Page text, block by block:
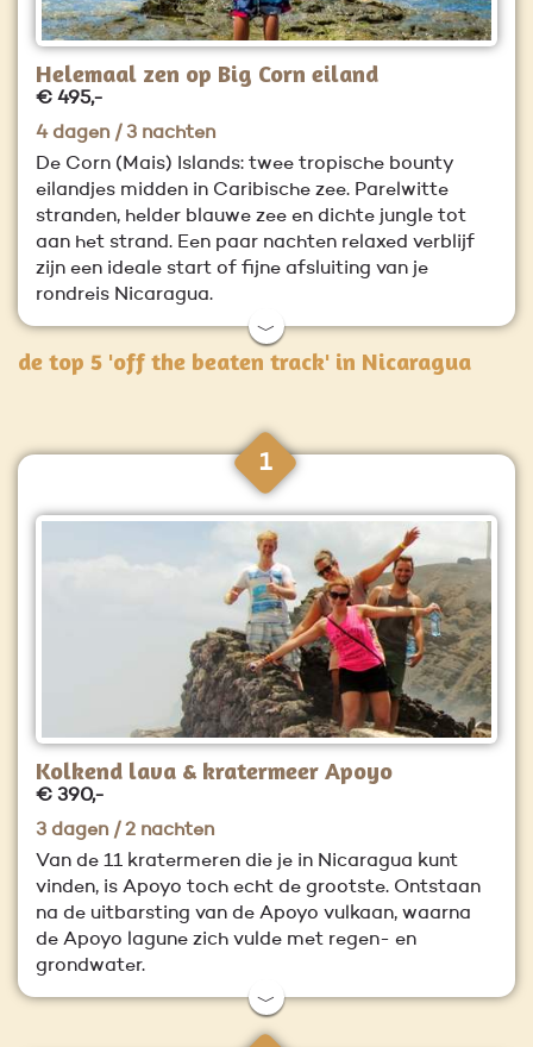
Helemaal zen op Big Corn eiland
€ 495,-
4 dagen / 3 nachten
De Corn (Mais) Islands: twee tropische bounty
eilandjes midden in Caribische zee. Parelwitte
stranden, helder blauwe zee en dichte jungle tot
aan het strand. Een paar nachten relaxed verblijf
zijn een ideale start of fijne afsluiting van je
rondreis Nicaragua.
﹀
de top 5 'off the beaten track' in Nicaragua
1
Kolkend lava & kratermeer Apoyo
€ 390,-
3 dagen / 2 nachten
Van de 11 kratermeren die je in Nicaragua kunt
vinden, is Apoyo toch echt de grootste. Ontstaan
na de uitbarsting van de Apoyo vulkaan, waarna
de Apoyo lagune zich vulde met regen- en
grondwater.
﹀